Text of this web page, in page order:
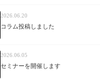
2026.06.20
コラム投稿しました
2026.06.05
セミナーを開催します